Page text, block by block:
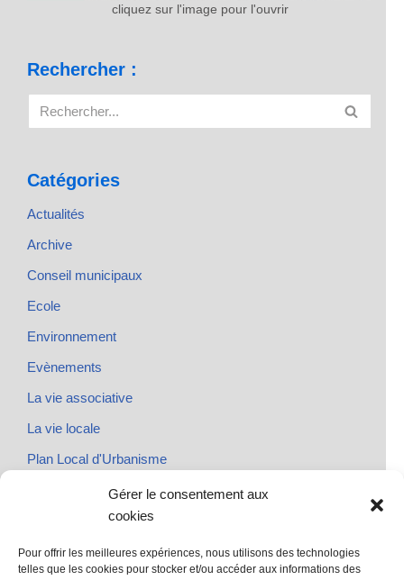
Gérer le consentement aux
cookies
Pour offrir les meilleures expériences, nous utilisons des technologies
telles que les cookies pour stocker et/ou accéder aux informations des
cliquez sur l'image pour l'ouvrir
Rechercher :
Catégories
Actualités
Archive
Conseil municipaux
Ecole
Environnement
Evènements
La vie associative
La vie locale
Plan Local d'Urbanisme